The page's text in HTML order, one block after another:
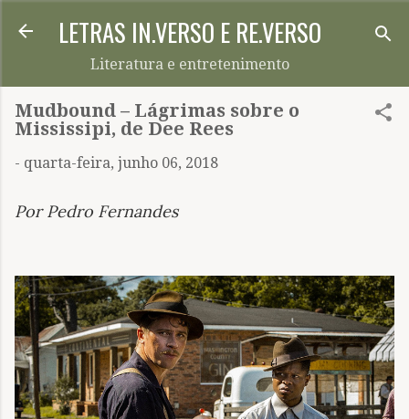
Pular para o conteúdo principal
LETRAS IN.VERSO E RE.VERSO
Literatura e entretenimento
Mudbound – Lágrimas sobre o
Mississipi, de Dee Rees
- quarta-feira, junho 06, 2018
Por Pedro Fernandes